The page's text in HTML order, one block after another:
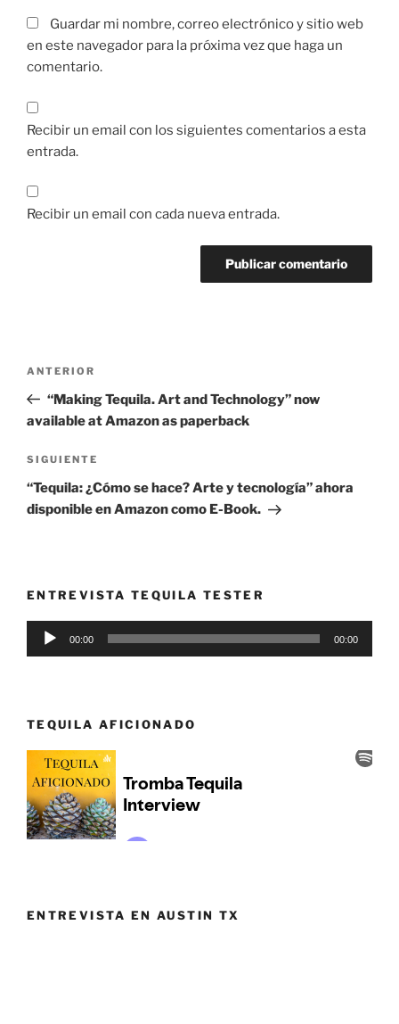
Guardar mi nombre, correo electrónico y sitio web
en este navegador para la próxima vez que haga un
comentario.
Recibir un email con los siguientes comentarios a esta
entrada.
Recibir un email con cada nueva entrada.
entradas
Entrada
anterior:
ANTERIOR
“Making Tequila. Art and Technology” now
available at Amazon as paperback
Siguiente
entrada
SIGUIENTE
“Tequila: ¿Cómo se hace? Arte y tecnología” ahora
disponible en Amazon como E-Book.
ENTREVISTA TEQUILA TESTER
Reproductor
00:00 00:00
TEQUILA AFICIONADO
ENTREVISTA EN AUSTIN TX